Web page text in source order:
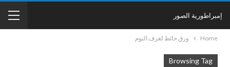
إمبراطورية الصور
Home ورق حائط لغرف النوم
Browsing Tag